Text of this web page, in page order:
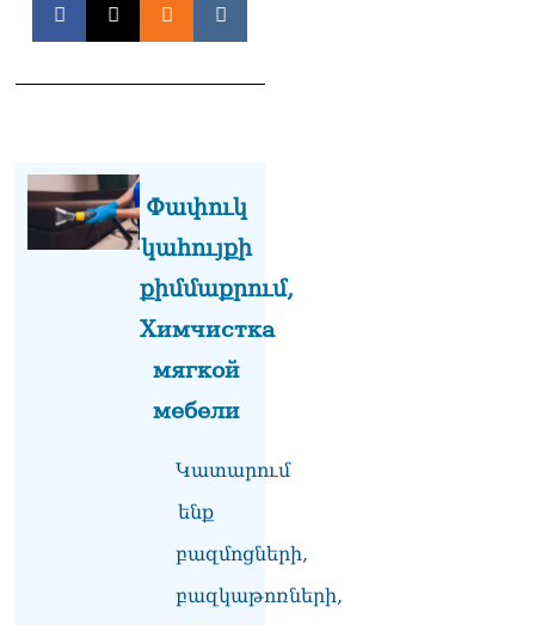
Փափուկ
կահույքի
քիմմաքրում,
Химчистка
мягкой
мебели
Կատարում
ենք
բազմոցների,
բազկաթոռների,
Դավիթ Ղազինյան
05.08.2026
Աստծուց, և նրան կտրվի»․
Ռուբեն Մխիթարյան
05.08.2026